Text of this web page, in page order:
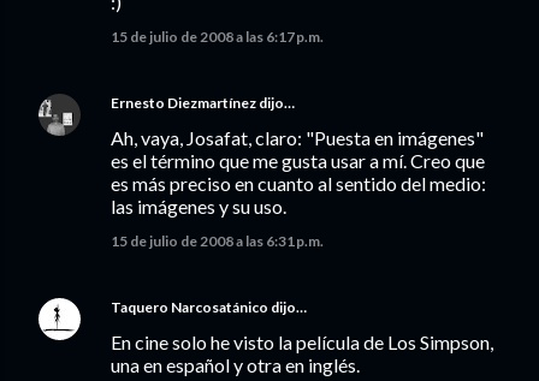
15 de julio de 2008 a las 6:17 p.m.
Ernesto Diezmartínez dijo…
Ah, vaya, Josafat, claro: "Puesta en imágenes"
es el término que me gusta usar a mí. Creo que
es más preciso en cuanto al sentido del medio:
las imágenes y su uso.
15 de julio de 2008 a las 6:31 p.m.
Taquero Narcosatánico dijo…
En cine solo he visto la película de Los Simpson,
una en español y otra en inglés.